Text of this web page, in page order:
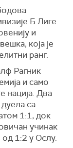
Б Лиге
и
која је
ранг.
Рагник
и само
нација. Два
са
1:1, док
учинак
1:2 у Ослу.